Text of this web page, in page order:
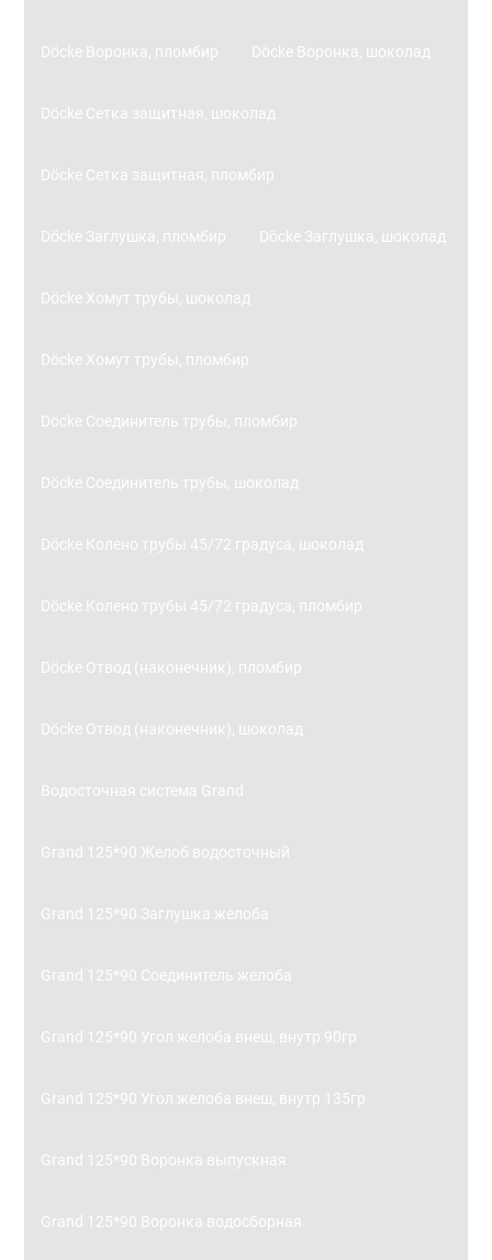
Döcke Воронка, пломбир Döcke Воронка, шоколад
Döcke Сетка защитная, шоколад
Döcke Сетка защитная, пломбир
Döcke Заглушка, пломбир Döcke Заглушка, шоколад
Döcke Хомут трубы, шоколад
Döcke Хомут трубы, пломбир
Döcke Соединитель трубы, пломбир
Döcke Соединитель трубы, шоколад
Döcke Колено трубы 45/72 градуса, шоколад
Döcke Колено трубы 45/72 градуса, пломбир
Döcke Отвод (наконечник), пломбир
Döcke Отвод (наконечник), шоколад
Водосточная система Grand
Grand 125*90 Желоб водосточный
Grand 125*90 Заглушка желоба
Grand 125*90 Соединитель желоба
Grand 125*90 Угол желоба внеш, внутр 90гр
Grand 125*90 Угол желоба внеш, внутр 135гр
Grand 125*90 Воронка выпускная
Grand 125*90 Воронка водосборная